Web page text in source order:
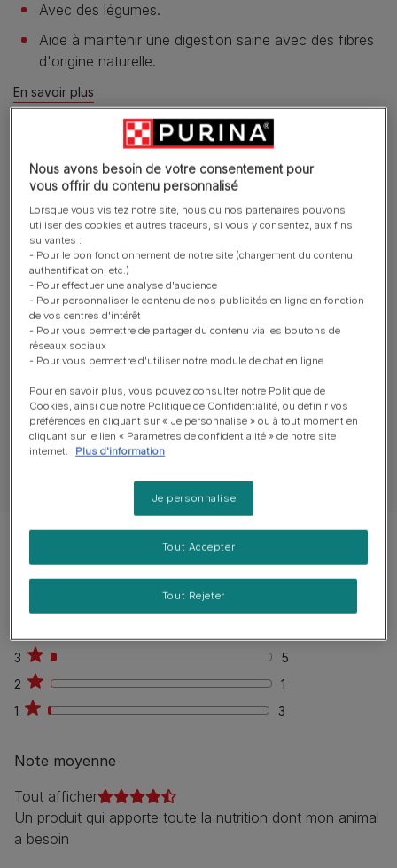
Avec des légumes.
Aide à maintenir une digestion saine avec des fibres
d'origine naturelle.
En savoir plus
Présentation du produit
Ingrédients et nutrition
Guide d’alimentation
Reviews
%Aucun avis publiés
Filtrer les avis
109
53
3
5
5
2
1
1
1
3 3
Note moyenne
Tout afficher
Un produit qui apporte toute la nutrition dont mon animal
a besoin
Nous avons besoin de votre consentement pour
vous offrir du contenu personnalisé
Lorsque vous visitez notre site, nous ou nos partenaires pouvons
utiliser des cookies et autres traceurs, si vous y consentez, aux fins
suivantes :
- Pour le bon fonctionnement de notre site (chargement du contenu,
authentification, etc.)
- Pour effectuer une analyse d'audience
- Pour personnaliser le contenu de nos publicités en ligne en fonction
de vos centres d'intérêt
- Pour vous permettre de partager du contenu via les boutons de
réseaux sociaux
- Pour vous permettre d'utiliser notre module de chat en ligne
Pour en savoir plus, vous pouvez consulter notre Politique de
Cookies, ainsi que notre Politique de Confidentialité, ou définir vos
préférences en cliquant sur « Je personnalise » ou à tout moment en
cliquant sur le lien « Paramètres de confidentialité » de notre site
internet.
Plus d'information
Je personnalise
Tout Rejeter
Tout Accepter